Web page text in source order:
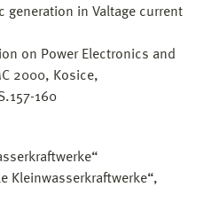
generation in Valtage current
on Power Electronics and
2000, Kosice,
160
Kleinwasserkraftwerke“,